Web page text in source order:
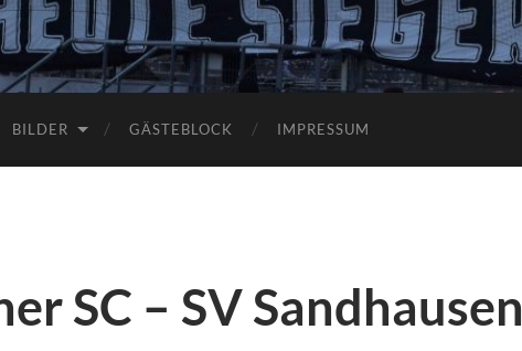
BILDER GÄSTEBLOCK IMPRESSUM
SC – SV Sandhausen